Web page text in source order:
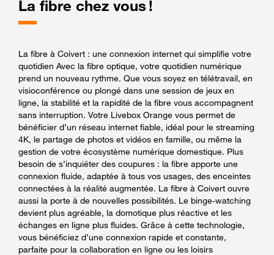
La fibre chez vous !
La fibre à Coivert : une connexion internet qui simplifie votre
quotidien Avec la fibre optique, votre quotidien numérique
prend un nouveau rythme. Que vous soyez en télétravail, en
visioconférence ou plongé dans une session de jeux en
ligne, la stabilité et la rapidité de la fibre vous accompagnent
sans interruption. Votre Livebox Orange vous permet de
bénéficier d’un réseau internet fiable, idéal pour le streaming
4K, le partage de photos et vidéos en famille, ou même la
gestion de votre écosystème numérique domestique. Plus
besoin de s’inquiéter des coupures : la fibre apporte une
connexion fluide, adaptée à tous vos usages, des enceintes
connectées à la réalité augmentée. La fibre à Coivert ouvre
aussi la porte à de nouvelles possibilités. Le binge-watching
devient plus agréable, la domotique plus réactive et les
échanges en ligne plus fluides. Grâce à cette technologie,
vous bénéficiez d’une connexion rapide et constante,
parfaite pour la collaboration en ligne ou les loisirs